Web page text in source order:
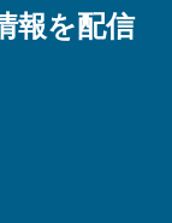
報を配信